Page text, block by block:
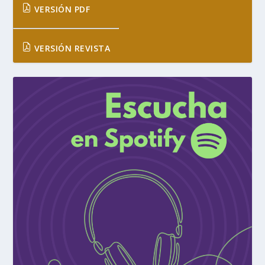
VERSIÓN PDF
VERSIÓN REVISTA